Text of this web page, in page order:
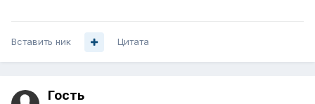
Вставить ник Цитата
Гость